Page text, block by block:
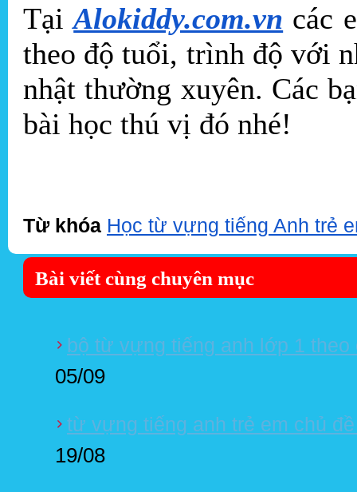
TạiAlokiddy.com.vn các
theo độ tuổi, trình độ với
nhật thường xuyên. Các
bài học thú vị đó nhé!
Từ khóa Học từ vựng tiếng Anh trẻ
Bài viết cùng chuyên mục
bộ từ vựng tiếng anh lớp 1 theo
05/09
từ vựng tiếng anh trẻ em chủ
19/08